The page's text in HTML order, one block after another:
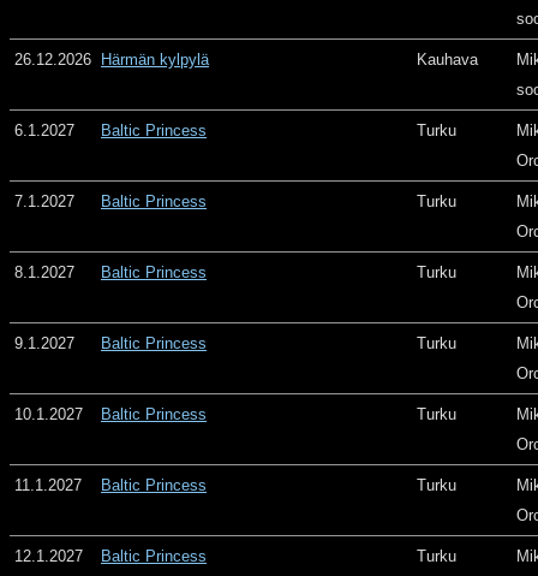
26.12.2026 Härmän kylpylä Kauhava
6.1.2027 Baltic Princess Turku
7.1.2027 Baltic Princess Turku
8.1.2027 Baltic Princess Turku
9.1.2027 Baltic Princess Turku
10.1.2027 Baltic Princess Turku
11.1.2027 Baltic Princess Turku
12.1.2027 Baltic Princess Turku